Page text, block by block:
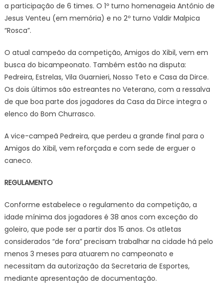
a participação de 6 times. O 1º turno homenageia Antônio de
Jesus Venteu (em memória) e no 2º turno Valdir Malpica
“Rosca”.
O atual campeão da competição, Amigos do Xibil, vem em
busca do bicampeonato. Também estão na disputa:
Pedreira, Estrelas, Vila Guarnieri, Nosso Teto e Casa da Dirce.
Os dois últimos são estreantes no Veterano, com a ressalva
de que boa parte dos jogadores da Casa da Dirce integra o
elenco do Bom Churrasco.
A vice-campeã Pedreira, que perdeu a grande final para o
Amigos do Xibil, vem reforçada e com sede de erguer o
caneco.
REGULAMENTO
Conforme estabelece o regulamento da competição, a
idade mínima dos jogadores é 38 anos com exceção do
goleiro, que pode ser a partir dos 15 anos. Os atletas
considerados “de fora” precisam trabalhar na cidade há pelo
menos 3 meses para atuarem no campeonato e
necessitam da autorização da Secretaria de Esportes,
mediante apresentação de documentação.